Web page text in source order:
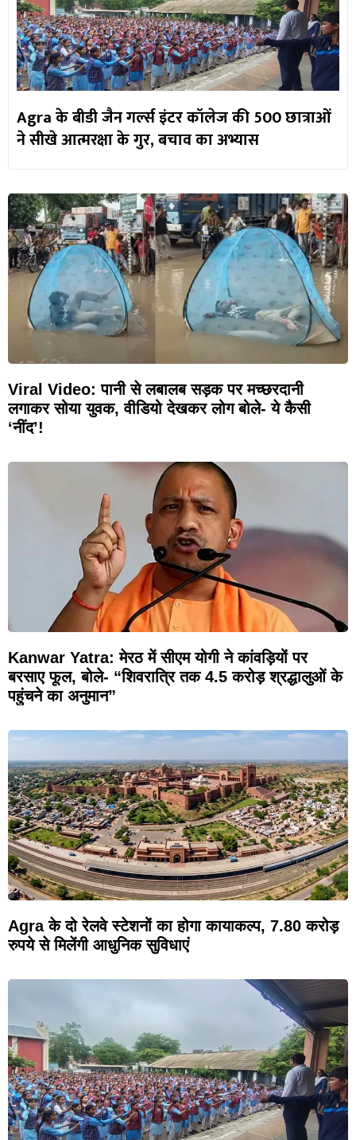
Agra के बीडी जैन गर्ल्स इंटर कॉलेज की 500 छात्राओं
ने सीखे आत्मरक्षा के गुर, बचाव का अभ्यास
Viral Video: पानी से लबालब सड़क पर मच्छरदानी
लगाकर सोया युवक, वीडियो देखकर लोग बोले- ये कैसी
‘नींद’!
Kanwar Yatra: मेरठ में सीएम योगी ने कांवड़ियों पर
बरसाए फूल, बोले- “शिवरात्रि तक 4.5 करोड़ श्रद्धालुओं के
पहुंचने का अनुमान”
Agra के दो रेलवे स्टेशनों का होगा कायाकल्प, 7.80 करोड़
रुपये से मिलेंगी आधुनिक सुविधाएं